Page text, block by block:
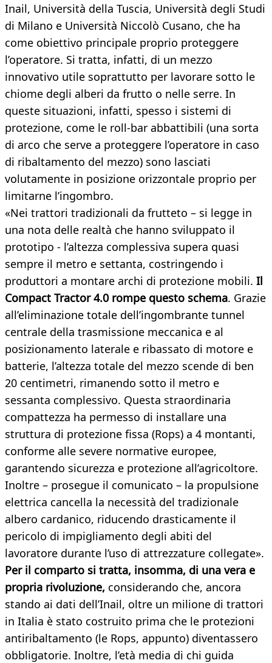
Inail, Università della Tuscia, Università degli Studi
di Milano e Università Niccolò Cusano, che ha
come obiettivo principale proprio proteggere
l’operatore. Si tratta, infatti, di un mezzo
innovativo utile soprattutto per lavorare sotto le
chiome degli alberi da frutto o nelle serre. In
queste situazioni, infatti, spesso i sistemi di
protezione, come le roll-bar abbattibili (una sorta
di arco che serve a proteggere l’operatore in caso
di ribaltamento del mezzo) sono lasciati
volutamente in posizione orizzontale proprio per
limitarne l’ingombro.
«Nei trattori tradizionali da frutteto – si legge in
una nota delle realtà che hanno sviluppato il
prototipo - l’altezza complessiva supera quasi
sempre il metro e settanta, costringendo i
produttori a montare archi di protezione mobili. Il
Compact Tractor 4.0 rompe questo schema. Grazie
all’eliminazione totale dell’ingombrante tunnel
centrale della trasmissione meccanica e al
posizionamento laterale e ribassato di motore e
batterie, l’altezza totale del mezzo scende di ben
20 centimetri, rimanendo sotto il metro e
sessanta complessivo. Questa straordinaria
compattezza ha permesso di installare una
struttura di protezione fissa (Rops) a 4 montanti,
conforme alle severe normative europee,
garantendo sicurezza e protezione all’agricoltore.
Inoltre – prosegue il comunicato – la propulsione
elettrica cancella la necessità del tradizionale
albero cardanico, riducendo drasticamente il
pericolo di impigliamento degli abiti del
lavoratore durante l’uso di attrezzature collegate».
Per il comparto si tratta, insomma, di una vera e
propria rivoluzione, considerando che, ancora
stando ai dati dell’Inail, oltre un milione di trattori
in Italia è stato costruito prima che le protezioni
antiribaltamento (le Rops, appunto) diventassero
obbligatorie. Inoltre, l’età media di chi guida